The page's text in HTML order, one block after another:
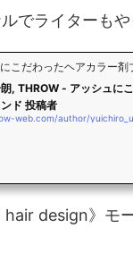
でライターも
こだわったヘアカラー剤
, THROW - アッシュに
ド 投稿者
web.com/author/
hair design》モ